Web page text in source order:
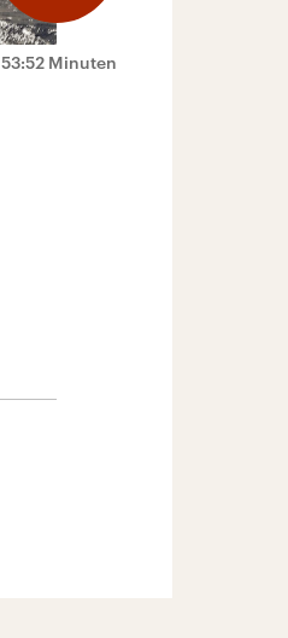
53:52 Minuten